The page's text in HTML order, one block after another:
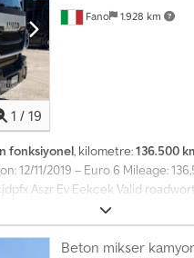
i
n
e
1 / 19
Fano 1.928 km
fonksiyonel, kilometre:136.500
11/2019 – Euro 6 Mileage:
Aszr Ev Eekcek Valid
EXCHANGE FOR VEHICLES OF
CIFA, SERMAC, PUTZMEISTER
Beton mikser